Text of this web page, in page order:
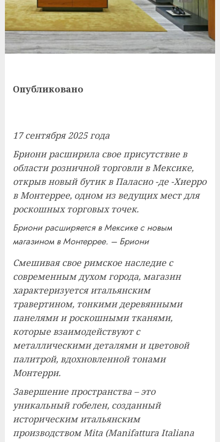
Опубликовано
17 сентября 2025 года
Бриони расширила свое присутствие в
области розничной торговли в Мексике,
открыв новый бутик в Паласио -де -Хиерро
в Монтеррее, одном из ведущих мест для
роскошных торговых точек.
Бриони расширяется в Мексике с новым
магазином в Монтеррее. – Бриони
Смешивая свое римское наследие с
современным духом города, магазин
характеризуется итальянским
травертином, тонкими деревянными
панелями и роскошными тканями,
которые взаимодействуют с
металлическими деталями и цветовой
палитрой, вдохновленной тонами
Монтерри.
Завершение пространства – это
уникальный гобелен, созданный
историческим итальянским
производством Mita (Manifattura Italiana